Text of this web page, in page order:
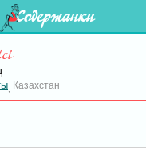
Содержанки
Казахстан